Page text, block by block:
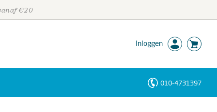
€20
Inloggen
010-4731397
Personen